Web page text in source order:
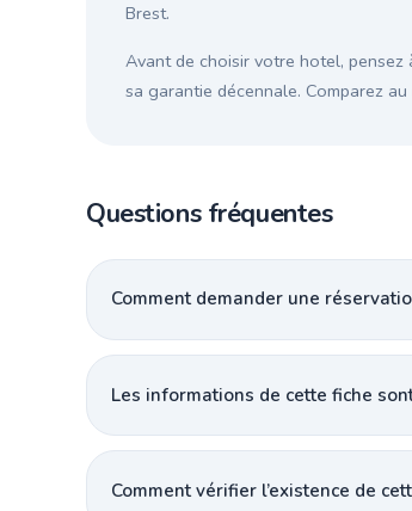
Brest.
Avant de choisir votre hotel,
sa garantie décennale. Comparez
Questions fréquentes
Comment demander une
Les informations de cette fiche
Comment vérifier l’existence de